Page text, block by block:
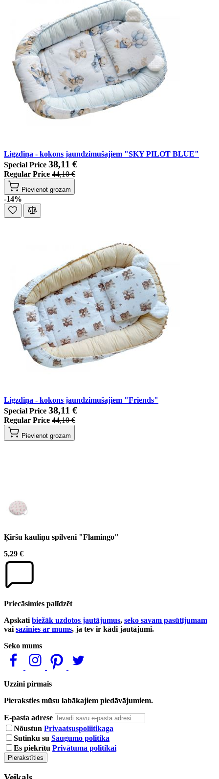
Ligzdiņa - kokons jaundzimušajiem "SKY PILOT BLUE"
Special Price 38,11 €
Regular Price 44,10 €
Pievienot grozam
-14%
Ligzdiņa - kokons jaundzimušajiem "Friends"
Special Price 38,11 €
Regular Price 44,10 €
Pievienot grozam
Ķiršu kauliņu spilveni "Flamingo"
5,29 €
Priecāsimies palīdzēt
Apskati biežāk uzdotos jautājumus, seko savam pasūtījumam
vai sazinies ar mums, ja tev ir kādi jautājumi.
Seko mums
Uzzini pirmais
Pieraksties mūsu labākajiem piedāvājumiem.
E-pasta adrese
Nõustun Privaatsuspoliitikaga
Sutinku su Saugumo politika
Es piekrītu Privātuma politikai
Pierakstīties